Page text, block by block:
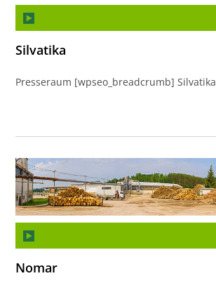
Silvatika
Presseraum [wpseo_breadcrumb] Silvatika
Nomar